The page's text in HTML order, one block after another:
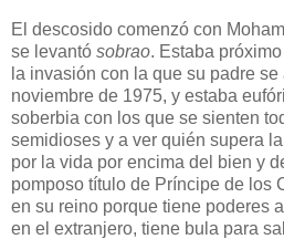
El descosido comenzó con
se levantó sobrao. Estaba
la invasión con la que su padre
noviembre de 1975, y estaba
soberbia con los que se sienten
semidioses y a ver quién supera
por la vida por encima del bien y
pomposo título de Príncipe de los
en su reino porque tiene poderes
en el extranjero, tiene bula para